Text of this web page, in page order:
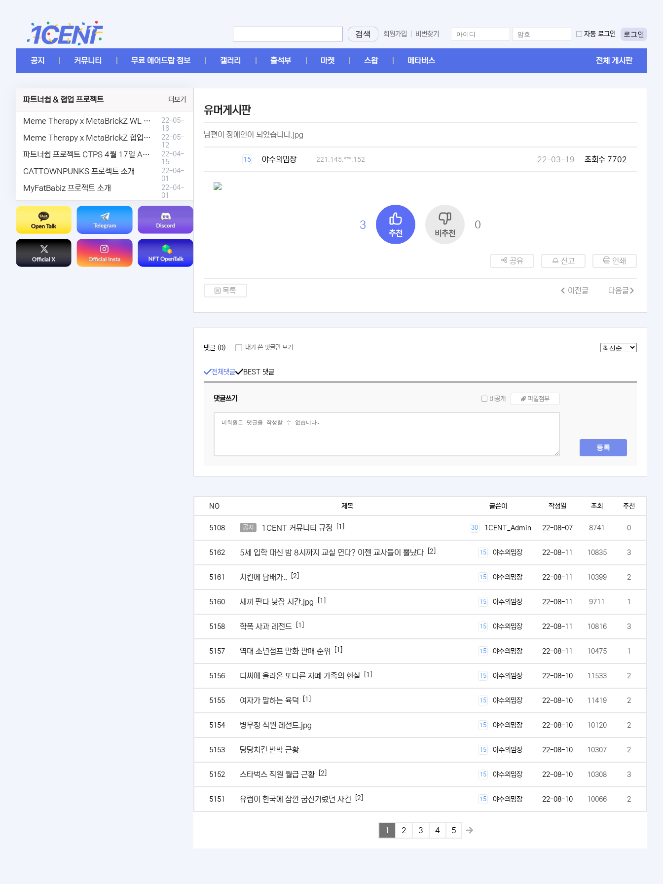
검색 회원가입 비번찾기 자동 로그인 로그인
공지 커뮤니티 무료 에어드랍 정보 갤러리 출석부 마켓 스왑 메타버스 전체 게시판
파트너쉽 & 협업 프로젝트 더보기
Meme Therapy x MetaBrickZ WL & AriDrop 이벤트 결과안내!
22-05-
16
Meme Therapy x MetaBrickZ 협업 & WL , AriDrop 이벤트 안내 [1]
22-05-
12
파트너쉽 프로젝트 CTPS 4월 17일 AMA안내.
22-04-
15
CATTOWNPUNKS 프로젝트 소개
22-04-
01
MyFatBabiz 프로젝트 소개
22-04-
01
유머게시판
남편이 장애인이 되었습니다.jpg
15 야수의밈장 221.145.***.152 22-03-19 조회수 7702
3
추천 비추천
0
공유 신고 인쇄
목록 이전글 다음글
댓글 (0) 내가 쓴 댓글만 보기
전체댓글 BEST 댓글
댓글쓰기 비공개 파일첨부
등록
NO 제목 글쓴이 작성일 조회 추천
5108 공지 1CENT 커뮤니티 규정 [1] 30 1CENT_Admin 22-08-07 8741 0
5162 5세 입학 대신 밤 8시까지 교실 연다? 이젠 교사들이 뿔났다 [2] 15 야수의밈장 22-08-11 10835 3
5161 치킨에 담배가.. [2] 15 야수의밈장 22-08-11 10399 2
5160 새끼 판다 낮잠 시간.jpg [1] 15 야수의밈장 22-08-11 9711 1
5158 학폭 사과 레전드 [1] 15 야수의밈장 22-08-11 10816 3
5157 역대 소년점프 만화 판매 순위 [1] 15 야수의밈장 22-08-11 10475 1
5156 디씨에 올라온 또다른 자폐 가족의 현실 [1] 15 야수의밈장 22-08-10 11533 2
5155 여자가 말하는 육덕 [1] 15 야수의밈장 22-08-10 11419 2
5154 병무청 직원 레전드.jpg 15 야수의밈장 22-08-10 10120 2
5153 당당치킨 반박 근황 15 야수의밈장 22-08-10 10307 2
5152 스타벅스 직원 월급 근황 [2] 15 야수의밈장 22-08-10 10308 3
5151 유럽이 한국에 잠깐 굽신거렸던 사건 [2] 15 야수의밈장 22-08-10 10066 2
1 2 3 4 5